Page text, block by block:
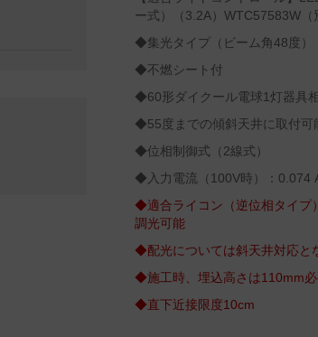
ー式）（3.2A）WTC57583W（
◆集光タイプ（ビーム角48度）
◆不燃シート付
◆60形ダイクール電球1灯器具
◆55度までの傾斜天井に取付可
◆位相制御式（2線式）
◆入力電流（100V時）：0.074
◆適合ライコン（逆位相タイプ
調光可能
◆配光については斜天井対応と
◆施工時、埋込高さは110mm必
◆直下近接限度10cm